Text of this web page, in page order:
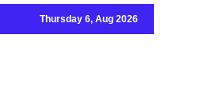
Thursday 6, Aug 2026